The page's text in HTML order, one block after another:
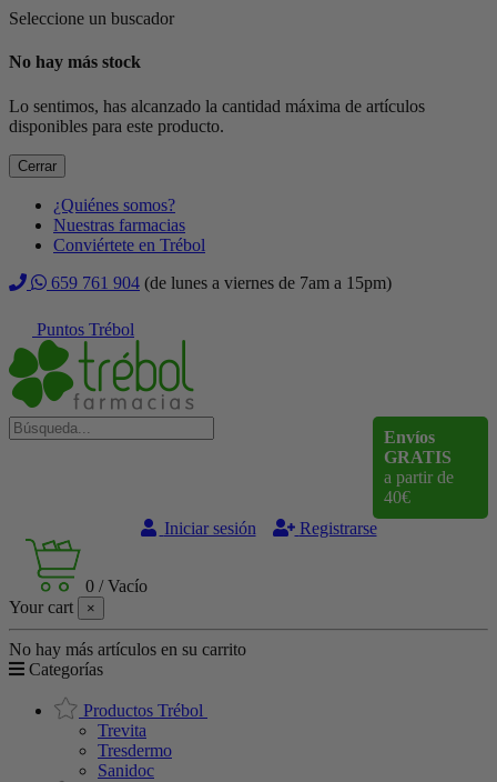
Seleccione un buscador
No hay más stock
Lo sentimos, has alcanzado la cantidad máxima de artículos
disponibles para este producto.
Cerrar
¿Quiénes somos?
Nuestras farmacias
Conviértete en Trébol
659 761 904 (de lunes a viernes de 7am a 15pm)
Puntos Trébol
Envíos
GRATIS
a partir de
40€
Iniciar sesión
Registrarse
0 /Vacío
Your cart
×
No hay más artículos en su carrito
Categorías
Productos Trébol
Trevita
Tresdermo
Sanidoc